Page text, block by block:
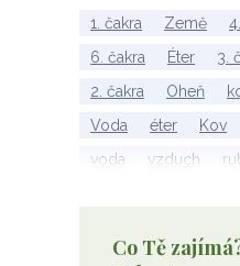
1. čakra Země
6. čakra
Éter 3.
2. čakra
Oheň
Voda
éter Kov
voda
vzduch
Strom Života
Co Tě